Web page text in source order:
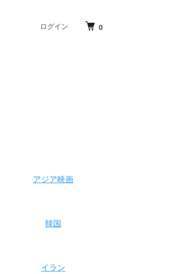
ログイン 0
アジア映画
韓国
イラン